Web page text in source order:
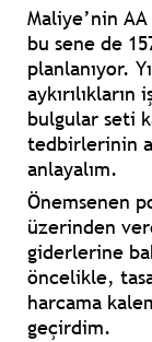
Maliye’nin
bu sene de
planlanıyor.
bulgular seti
tedbirlerinin
anlayalım.
Önemsenen
üzerinden
giderlerine
öncelikle,
harcama
geçirdim.